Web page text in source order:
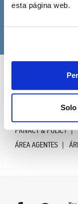
esta página web.
Solo
Roveredo in Piano
Silvestre, 52 I-
PRIVACY & POLICY
ÁREA AGENTES